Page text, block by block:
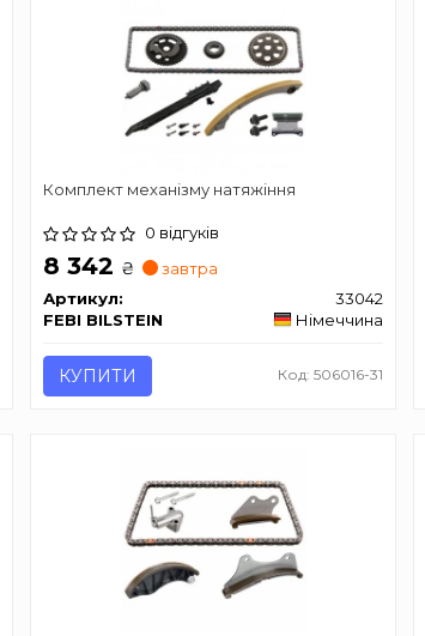
Комплект механізму натяжіння
0 відгуків
8 342 ₴
завтра
Артикул:
33042
FEBI BILSTEIN
Німеччина
КУПИТИ Код: 506016-31